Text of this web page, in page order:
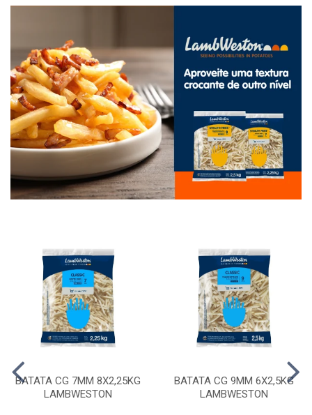
BATATA CG 7MM 8X2,25KG
LAMBWESTON
BATATA CG 9MM 6X2,5KG
LAMBWESTON